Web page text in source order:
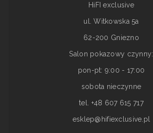
HiFI exclusive
ul. Witkowska 5a
62-200 Gniezno
Salon pokazowy czynny:
pon-pt: 9:00 - 17:00
sobota nieczynne
tel. +48 607 615 717
esklep@hifiexclusive.pl